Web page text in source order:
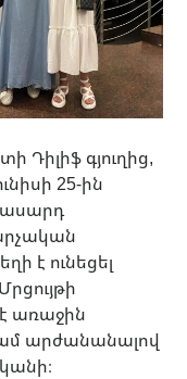
Դիլիֆ գյուղից,
25-ին
է ունեցել
առաջին
արժանանալով